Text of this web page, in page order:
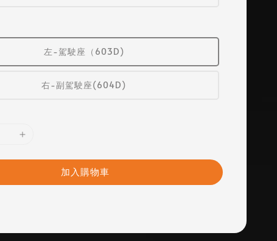
左-駕駛座（603D)
右-副駕駛座(604D)
加入購物車